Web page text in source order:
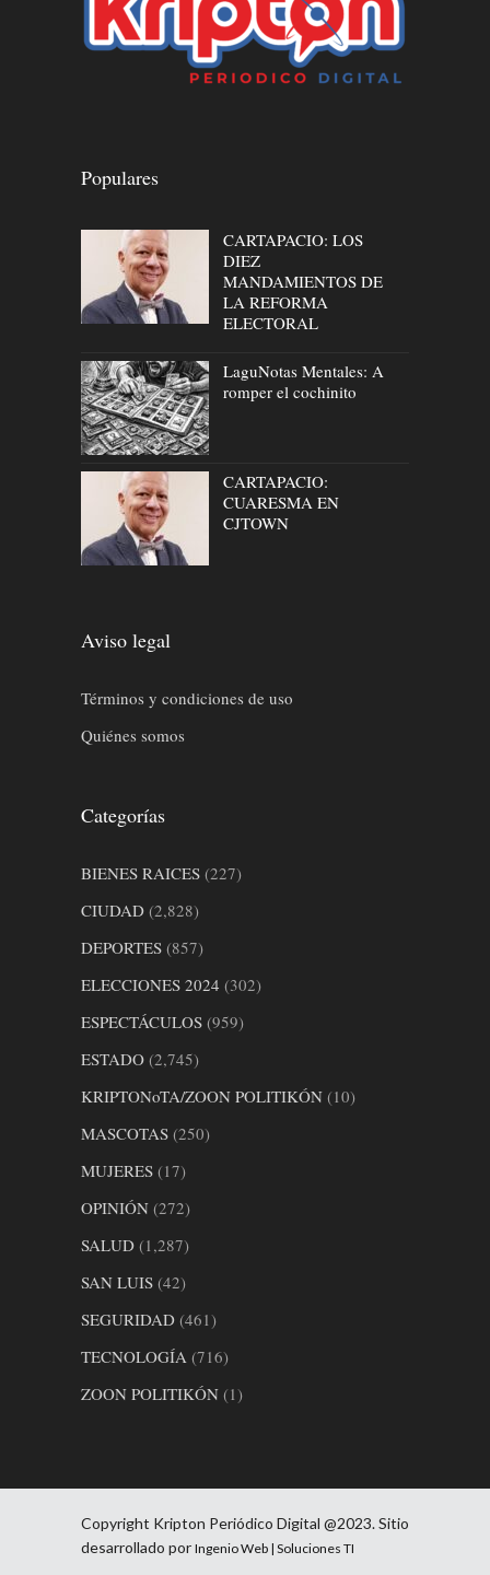
Populares
CARTAPACIO: LOS
DIEZ
MANDAMIENTOS DE
LA REFORMA
ELECTORAL
LaguNotas Mentales: A
romper el cochinito
CARTAPACIO:
CUARESMA EN
CJTOWN
Aviso legal
Términos y condiciones de uso
Quiénes somos
Categorías
BIENES RAICES (227)
CIUDAD (2,828)
DEPORTES (857)
ELECCIONES 2024 (302)
ESPECTÁCULOS (959)
ESTADO (2,745)
KRIPTONoTA/ZOON POLITIKÓN (10)
MASCOTAS (250)
MUJERES (17)
OPINIÓN (272)
SALUD (1,287)
SAN LUIS (42)
SEGURIDAD (461)
TECNOLOGÍA (716)
ZOON POLITIKÓN (1)
Copyright Kripton Periódico Digital @2023. Sitio
desarrollado por Ingenio Web | Soluciones TI